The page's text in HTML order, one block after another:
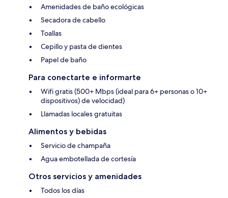
Amenidades de baño ecológicas
Secadora de cabello
Toallas
Cepillo y pasta de dientes
Papel de baño
Para conectarte e informarte
Wifi gratis (500+ Mbps (ideal para 6+ personas o 10+
dispositivos) de velocidad)
Llamadas locales gratuitas
Alimentos y bebidas
Servicio de champaña
Agua embotellada de cortesía
Otros servicios y amenidades
Todos los días